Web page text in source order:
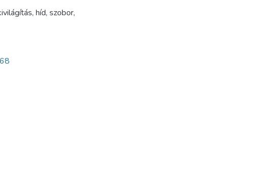
, híd, szobor,